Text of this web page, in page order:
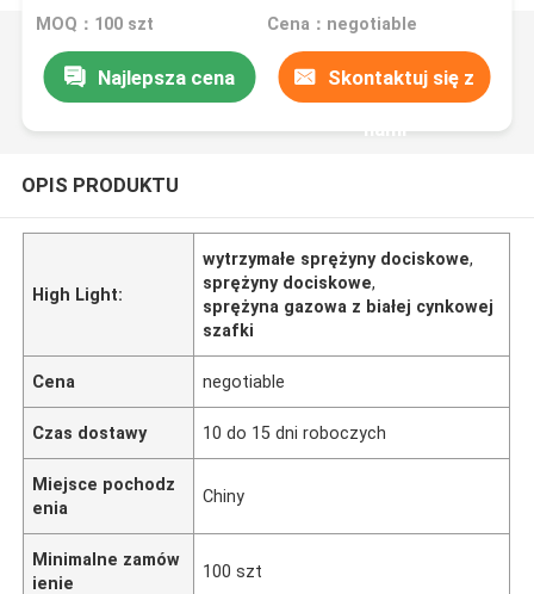
rozkładanej sofy
MOQ：100 szt Cena：negotiable
Najlepsza cena Skontaktuj się z
nami
OPIS PRODUKTU
High Light:
wytrzymałe sprężyny dociskowe,
sprężyny dociskowe,
sprężyna gazowa z białej cynkowej
szafki
Cena negotiable
Czas dostawy 10 do 15 dni roboczych
Miejsce pochodz
enia
Chiny
Minimalne zamów
ienie
100 szt